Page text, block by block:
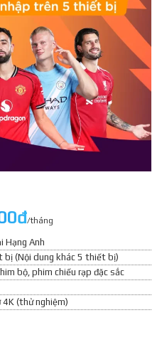
/tháng
Hạng Anh
bị (Nội dung khác 5 thiết bị)
bộ, phim chiếu rạp đặc sắc
(thử nghiệm)